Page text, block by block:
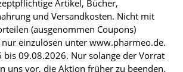
Artikel, Bücher,
und Versandkosten. Nicht mit
(ausgenommen Coupons)
einzulösen unter www.pharmeo.de.
bis 09.08.2026. Nur solange der Vorrat
uns vor, die Aktion früher zu beenden.